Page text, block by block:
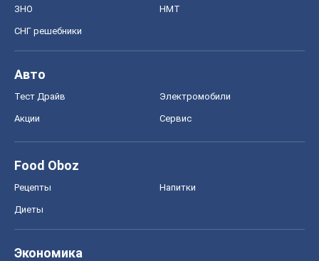
ЗНО НМТ
СНГ решебники
Авто
Тест Драйв Электромобили
Акции Сервис
Food Oboz
Рецепты Напитки
Диеты
Экономика